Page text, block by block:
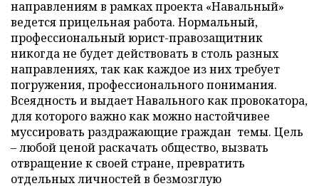
направлениям в рамках проекта «Навальный»
ведется прицельная работа. Нормальный,
профессиональный юрист-правозащитник
никогда не будет действовать в столь разных
направлениях, так как каждое из них требует
погружения, профессионального понимания.
Всеядность и выдает Навального как провокатора,
для которого важно как можно настойчивее
муссировать раздражающие граждан темы. Цель
– любой ценой раскачать общество, вызвать
отвращение к своей стране, превратить
отдельных личностей в безмозглую